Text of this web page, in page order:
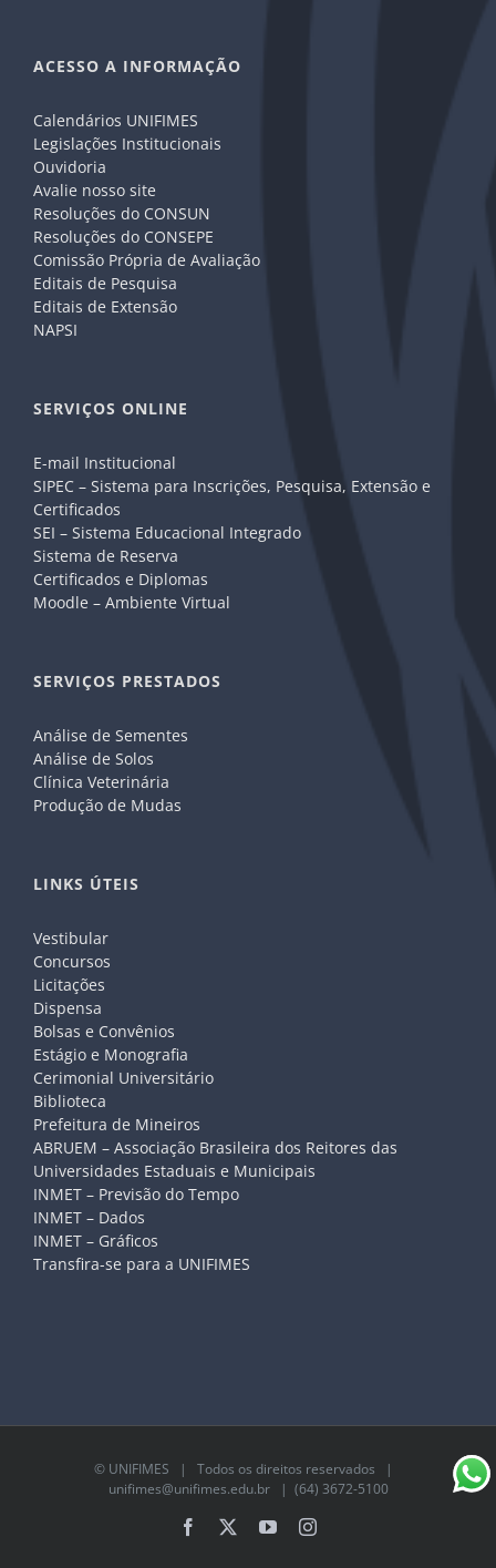
ACESSO A INFORMAÇÃO
Calendários UNIFIMES
Legislações Institucionais
Ouvidoria
Avalie nosso site
Resoluções do CONSUN
Resoluções do CONSEPE
Comissão Própria de Avaliação
Editais de Pesquisa
Editais de Extensão
NAPSI
SERVIÇOS ONLINE
E-mail Institucional
SIPEC – Sistema para Inscrições, Pesquisa, Extensão e
Certificados
SEI – Sistema Educacional Integrado
Sistema de Reserva
Certificados e Diplomas
Moodle – Ambiente Virtual
SERVIÇOS PRESTADOS
Análise de Sementes
Análise de Solos
Clínica Veterinária
Produção de Mudas
LINKS ÚTEIS
Vestibular
Concursos
Licitações
Dispensa
Bolsas e Convênios
Estágio e Monografia
Cerimonial Universitário
Biblioteca
Prefeitura de Mineiros
ABRUEM – Associação Brasileira dos Reitores das
Universidades Estaduais e Municipais
INMET – Previsão do Tempo
INMET – Dados
INMET – Gráficos
Transfira-se para a UNIFIMES
© UNIFIMES | Todos os direitos reservados |
unifimes@unifimes.edu.br| (64) 3672-5100
Facebook YouTubeInstagram